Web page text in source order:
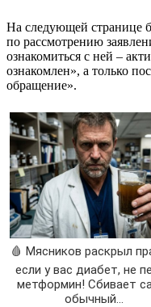
На следующей странице
по рассмотрению
ознакомиться с ней –
ознакомлен», а только
обращение».
🩸 Мясников раскрыл
если у вас диабет, не
метформин! Сбивает
обычный...